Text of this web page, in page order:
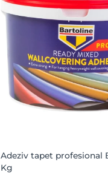
Adeziv tapet profesional
Kg